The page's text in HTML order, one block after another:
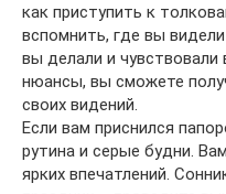
как приступить к
вспомнить, где вы
вы делали и чувствовали
нюансы, вы сможете
своих видений.
Если вам приснился
рутина и серые будни.
ярких впечатлений.